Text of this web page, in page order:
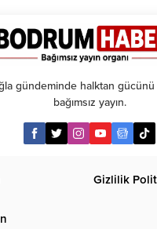
gündeminde halktan gücünü
bağımsız yayın.
Gizlilik